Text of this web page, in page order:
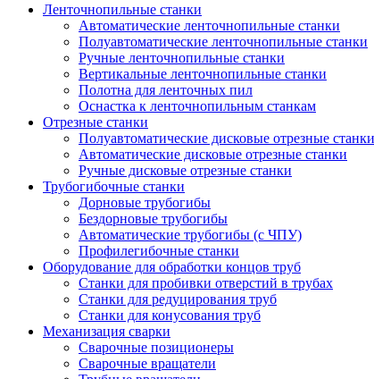
Ленточнопильные станки
Автоматические ленточнопильные станки
Полуавтоматические ленточнопильные станки
Ручные ленточнопильные станки
Вертикальные ленточнопильные станки
Полотна для ленточных пил
Оснастка к ленточнопильным станкам
Отрезные станки
Полуавтоматические дисковые отрезные станки
Автоматические дисковые отрезные станки
Ручные дисковые отрезные станки
Трубогибочные станки
Дорновые трубогибы
Бездорновые трубогибы
Автоматические трубогибы (с ЧПУ)
Профилегибочные станки
Оборудование для обработки концов труб
Станки для пробивки отверстий в трубах
Станки для редуцирования труб
Станки для конусования труб
Механизация сварки
Сварочные позиционеры
Сварочные вращатели